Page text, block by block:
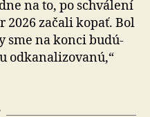
na to, po schválení
2026 začali kopať. Bol
sme na konci bu­dú­
odkanalizovanú,“